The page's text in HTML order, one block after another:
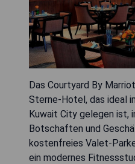
Das Courtyard By
Sterne-Hotel, das ideal
Kuwait City gelegen ist,
Botschaften und
kostenfreies Valet-
ein modernes